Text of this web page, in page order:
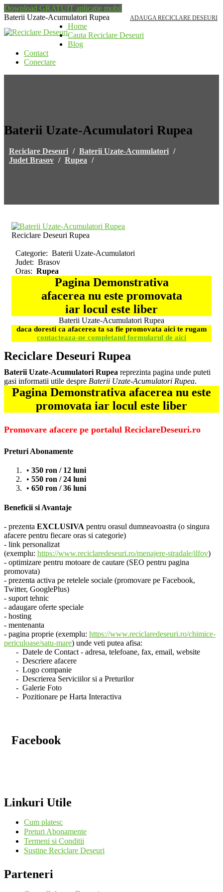
Download GRATUIT aplicatie mobil
Baterii Uzate-Acumulatori Rupea
ADAUGA RECICLARE DESEURI
Home
Cauta Reciclare Deseuri
Blog
Contact
Conectare
Baterii Uzate-Acumulatori Rupea
Reciclare Deseuri / Baterii Uzate-Acumulatori /
Judet Brasov / Rupea /
Reciclare Deseuri Rupea
Categorie: Baterii Uzate-Acumulatori
Judet: Brasov
Oras: Rupea
Pagina Demonstrativa
afacerea nu este promovata
iar locul este liber
Baterii Uzate-Acumulatori Rupea
daca doresti ca afacerea ta sa fie promovata aici te rugam
contacteaza-ne completand formularul de aici
Reciclare Deseuri Rupea
Baterii Uzate-Acumulatori Rupea reprezinta pagina unde puteti
gasi informatii utile despre Baterii Uzate-Acumulatori Rupea.
Pagina Demonstrativa afacerea nu este
promovata iar locul este liber
Promovare afacere pe portalul ReciclareDeseuri.ro
Preturi Abonamente
350 ron / 12 luni
550 ron / 24 luni
650 ron / 36 luni
Beneficii si Avantaje
- prezenta EXCLUSIVA pentru orasul dumneavoastra (o singura
afacere pentru fiecare oras si categorie)
- link personalizat
(exemplu: https://www.reciclaredeseuri.ro/menajere-stradale/ilfov)
- optimizare pentru motoare de cautare (SEO pentru pagina
promovata)
- prezenta activa pe retelele sociale (promovare pe Facebook,
Twitter, GooglePlus)
- suport tehnic
- adaugare oferte speciale
- hosting
- mentenanta
- pagina proprie (exemplu: https://www.reciclaredeseuri.ro/chimice-
periculoase/satu-mare) unde veti putea afisa:
- Datele de Contact - adresa, telefoane, fax, email, website
- Descriere afacere
- Logo companie
- Descrierea Serviciilor si a Preturilor
- Galerie Foto
- Pozitionare pe Harta Interactiva
Facebook
Linkuri Utile
Cum platesc
Preturi Abonamente
Termeni si Conditii
Sustine Reciclare Deseuri
Parteneri